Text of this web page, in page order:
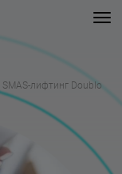
SMAS-лифтинг Doublo